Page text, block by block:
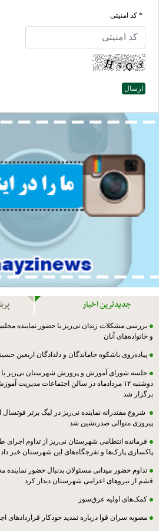
* کد امنیتی
جدیدترین اخبار
بررسی مشکلات زندان نی‌ریز با حضور نماینده
و خانواده‌های آنان
پیاده‌روی باشکوه جاماندگان و دلدادگان اربعین
جلسه شورای آموزش و پرورش شهرستان نی‌ریز با
دوشنبه ۱۲ مردادماه در سالن اجتماعات
برگزار شد
شروع مقتدرانه نماینده نی‌ریز در لیگ برتر
پیروزی متوالی صدرنشین شد
فرمانده انتظامی شهرستان نی‌ریز از تداوم اجرای
پاکسازی پارک‌ها و تفرجگاه‌های این شهرستان خبر داد
تداوم حضور میدانی مسئولان بدنبال حضور نماینده
قشم از نیروهای اعزامی شهرستان دیدار کرد
کمک‌های اولیه عرق‌سوز
مصوبه سران قوا درباره تمدید خودکار قراردادهای